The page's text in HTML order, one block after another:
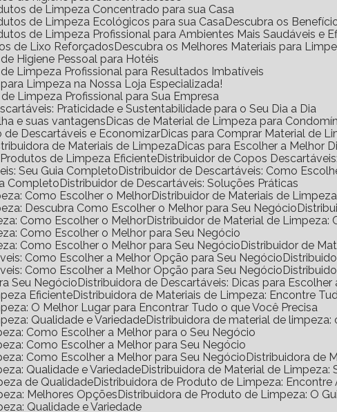
de Limpeza Concentrado para sua Casa
de Limpeza Ecológicos para sua Casa
Descubra os
de Limpeza Profissional para Ambientes Mais Saudáveis e
de Lixo Reforçados
Descubra os Melhores Materiais para
Higiene Pessoal para Hotéis
de Limpeza Profissional para Resultados Imbatíveis
Limpeza na Nossa Loja Especializada!
de Limpeza Profissional para Sua Empresa
Praticidade e Sustentabilidade para o Seu Dia a Dia
e suas vantagens
Dicas de Material de Limpeza para
de Descartáveis e Economizar
Dicas para Comprar Material de
de Materiais de Limpeza
Dicas para Escolher a Melhor
Produtos de Limpeza Eficiente
Distribuidor de Copos
Seu Guia Completo
Distribuidor de Descartáveis: Como
Completo
Distribuidor de Descartáveis: Soluções Práticas
Como Escolher o Melhor
Distribuidor de Materiais de
Descubra Como Escolher o Melhor para Seu Negócio
Como Escolher o Melhor
Distribuidor de Material de
Como Escolher o Melhor para Seu Negócio
Como Escolher o Melhor para Seu Negócio
Distribuidor de
Como Escolher a Melhor Opção para Seu Negócio
Como Escolher a Melhor Opção para Seu Negócio
Seu Negócio
Distribuidora de Descartáveis: Dicas para Escolher
Eficiente
Distribuidora de Materiais de Limpeza: Encontre
O Melhor Lugar para Encontrar Tudo o que Você Precisa
Qualidade e Variedade
Distribuidora de material de
Como Escolher a Melhor para o Seu Negócio
Como Escolher a Melhor para Seu Negócio
Como Escolher a Melhor para Seu Negócio
Distribuidora de
Qualidade e Variedade
Distribuidora de Material de Limpeza:
de Qualidade
Distribuidora de Produto de Limpeza: Encontre
Melhores Opções
Distribuidora de Produto de Limpeza: O
Qualidade e Variedade